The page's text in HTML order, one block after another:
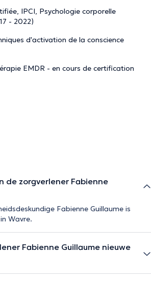
IPCI, Psychologie corporelle
- 2022)
d'activation de la conscience
EMDR - en cours de certification
de zorgverlener Fabienne
Fabienne Guillaume is
Wavre.
Fabienne Guillaume nieuwe